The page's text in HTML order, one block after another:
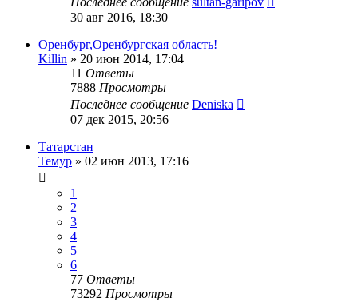
30 авг 2016, 18:30
Оренбург,Оренбургская область!
Killin » 20 июн 2014, 17:04
11 Ответы
7888 Просмотры
Последнее сообщение Deniska
07 дек 2015, 20:56
Татарстан
Темур » 02 июн 2013, 17:16
1
2
3
4
5
6
77 Ответы
73292 Просмотры